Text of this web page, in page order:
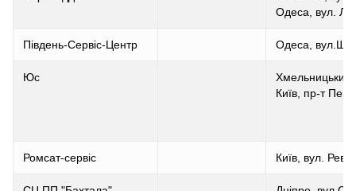
Одеса, вул.
Південь-Сервіс-Центр Одеса,
Юс
Хмельницький,
Київ, пр-т
Ромсат-сервіс Київ, вул.